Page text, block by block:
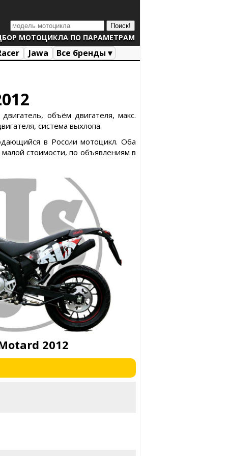
МОТОЦИКЛА ПО ПАРАМЕТРАМ
Jawa Все бренды ▾
объём двигателя, макс.
система выхлопа.
в России мотоцикл. Оба
стоимости, по объявлениям в
2012